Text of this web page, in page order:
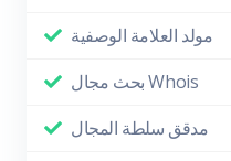
مولد العلامة الوصفية
بحث مجال Whois
مدقق سلطة المجال